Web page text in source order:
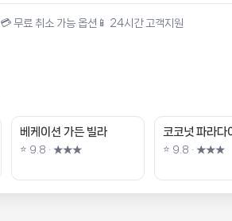
💳 무료 취소 가능 옵션 📱 24시간 고객지원
베케이션 가든 빌라
⭐ 9.8 · ★★★
코코넛 파라다
⭐ 9.8 · ★★★